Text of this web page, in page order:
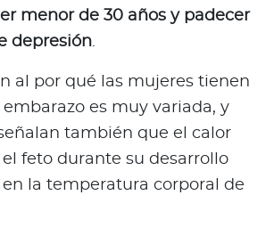
menor de 30 años y padecer
depresión.
al por qué las mujeres tienen
embarazo es muy variada, y
también que el calor
feto durante su desarrollo
la temperatura corporal de